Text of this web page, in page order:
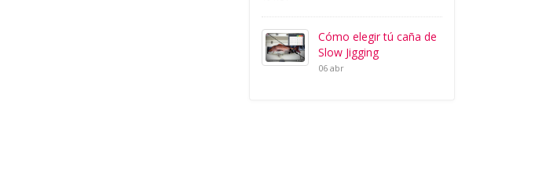
Cómo elegir tú caña de
Slow Jigging
06 abr